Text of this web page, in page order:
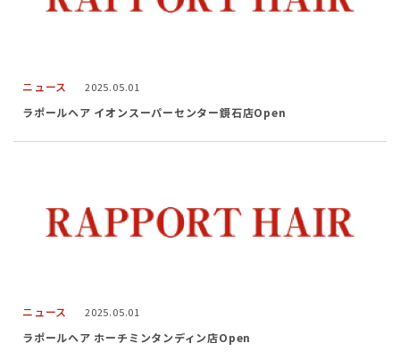
ニュース 2025.05.01
ラポールヘア イオンスーパーセンター鏡石店Open
ニュース 2025.05.01
ラポールヘア ホーチミンタンディン店Open